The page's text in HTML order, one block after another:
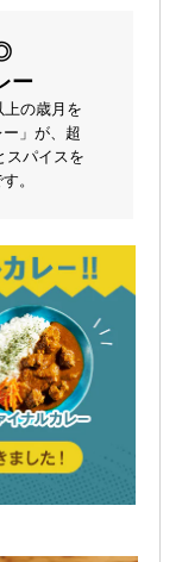
ー
の歳月を
」が、超
スパイスを
。